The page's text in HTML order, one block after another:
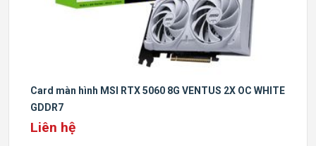
Card màn hình MSI RTX 5060 8G VENTUS 2X OC WHITE
GDDR7
Liên hệ